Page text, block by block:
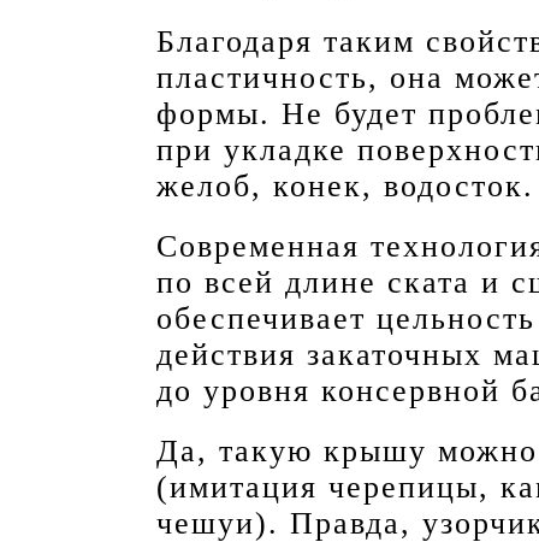
Благодаря таким
пластичность, она
формы. Не будет
при укладке
желоб, конек, водосток.
Современная
по всей длине ската и
обеспечивает
действия закаточных
до уровня консервной
Да, такую крышу можно
(имитация черепицы,
чешуи). Правда,